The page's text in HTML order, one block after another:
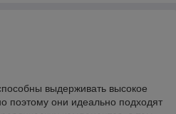
выдерживать высокое
поэтому они идеально подходят